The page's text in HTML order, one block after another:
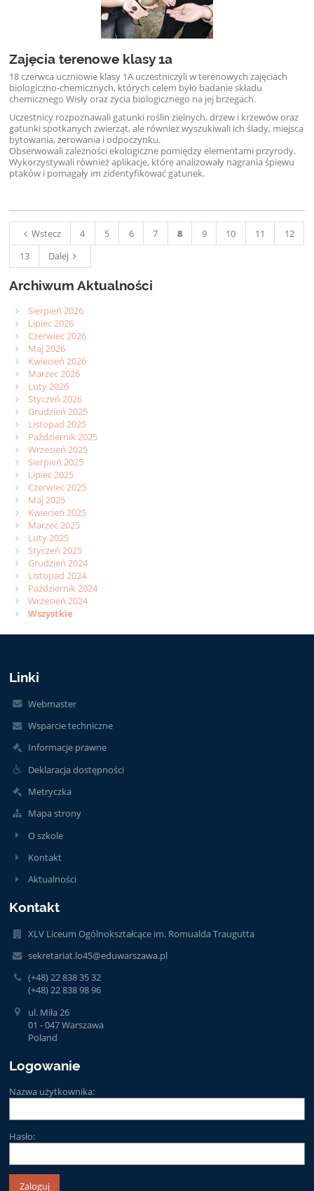
Zajęcia terenowe klasy 1a
18 czerwca uczniowie klasy 1A uczestniczyli w terenowych zajęciach
biologiczno-chemicznych, których celem było badanie składu
chemicznego Wisły oraz życia biologicznego na jej brzegach.
Uczestnicy rozpoznawali gatunki roślin zielnych, drzew i krzewów oraz
gatunki spotkanych zwierząt, ale również wyszukiwali ich ślady, miejsca
bytowania, żerowania i odpoczynku.
Obserwowali zależności ekologiczne pomiędzy elementami przyrody.
Wykorzystywali również aplikacje, które analizowały nagrania śpiewu
ptaków i pomagały im zidentyfikować gatunek.
Wstecz 4 5 6 7 8 9 10 11
12
13
Dalej
Archiwum Aktualności
Sierpień 2026
Lipiec 2026
Czerwiec 2026
Maj 2026
Kwiecień 2026
Marzec 2026
Luty 2026
Styczeń 2026
Grudzień 2025
Listopad 2025
Październik 2025
Wrzesień 2025
Sierpień 2025
Lipiec 2025
Czerwiec 2025
Maj 2025
Kwiecień 2025
Marzec 2025
Luty 2025
Styczeń 2025
Grudzień 2024
Listopad 2024
Październik 2024
Wrzesień 2024
Wszystkie
Linki
Webmaster
Wsparcie techniczne
Informacje prawne
Deklaracja dostępności
Metryczka
Mapa strony
O szkole
Kontakt
Aktualności
Kontakt
XLV Liceum Ogólnokształcące im. Romualda Traugutta
sekretariat.lo45@eduwarszawa.pl
(+48) 22 838 35 32
(+48) 22 838 98 96
ul. Miła 26
01 - 047 Warszawa
Poland
Logowanie
Nazwa użytkownika:
Hasło: